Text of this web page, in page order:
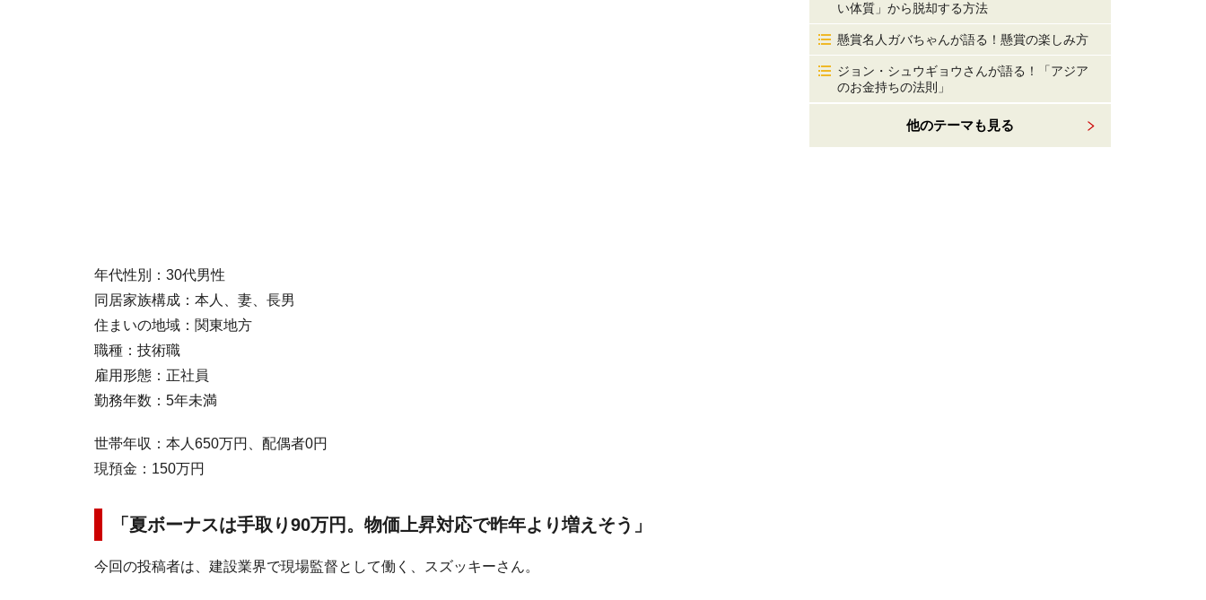
年代性別：30代男性
同居家族構成：本人、妻、長男
住まいの地域：関東地方
職種：技術職
雇用形態：正社員
勤務年数：5年未満
世帯年収：本人650万円、配偶者0円
現預金：150万円
「夏ボーナスは手取り90万円。物価上昇対応で昨年より増えそう」
今回の投稿者は、建設業界で現場監督として働く、スズッキーさん。
い体質」から脱却する方法
懸賞名人ガバちゃんが語る！懸賞の楽しみ方
ジョン・シュウギョウさんが語る！「アジア
のお金持ちの法則」
他のテーマも見る